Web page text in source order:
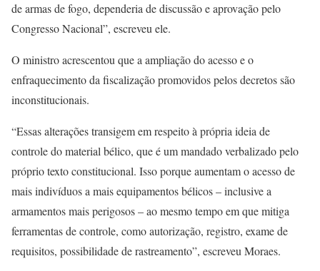
de armas de fogo, dependeria de discussão e aprovação pelo
Congresso Nacional”, escreveu ele.
O ministro acrescentou que a ampliação do acesso e o
enfraquecimento da fiscalização promovidos pelos decretos são
inconstitucionais.
“Essas alterações transigem em respeito à própria ideia de
controle do material bélico, que é um mandado verbalizado pelo
próprio texto constitucional. Isso porque aumentam o acesso de
mais indivíduos a mais equipamentos bélicos – inclusive a
armamentos mais perigosos – ao mesmo tempo em que mitiga
ferramentas de controle, como autorização, registro, exame de
requisitos, possibilidade de rastreamento”, escreveu Moraes.